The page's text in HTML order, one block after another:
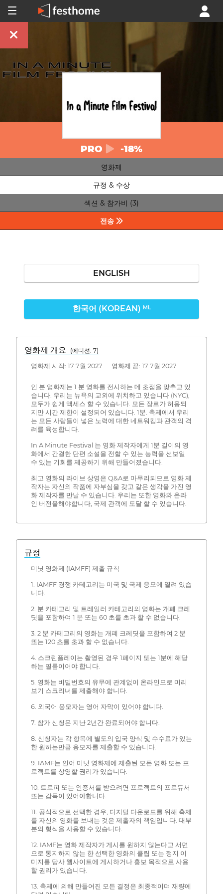
PRO -18%
영화제
규정 & 수상
섹션 & 참가비 (3)
전송
ENGLISH
한국어 (KOREAN) ML
영화제 개요 (에디션: 7)
영화제 시작: 17 7월 2027 영화제 끝: 17 7월 2027
인 분 영화제는 1 분 영화를 전시하는 데 초점을 맞추고 있
습니다. 우리는 뉴욕의 교외에 위치하고 있습니다 (NYC),
모두가 쉽게 액세스 할 수 있습니다. 모든 장르가 허용되
지만 시간 제한이 설정되어 있습니다. 1분. 축제에서 우리
는 모든 사람들이 넣은 노력에 대한 네트워킹과 관객의 격
려를 육성합니다.
In A Minute Festival 는 영화 제작자에게 1분 길이의 영
화에서 간결한 단편 소설을 전할 수 있는 능력을 선보일
수 있는 기회를 제공하기 위해 만들어졌습니다.
최고 영화의 라이브 상영은 Q&A로 마무리되므로 영화 제
작자는 자신의 작품에 자부심을 갖고 같은 생각을 가진 영
화 제작자를 만날 수 있습니다. 우리는 또한 영화와 온라
인 버전을해야합니다, 국제 관객에 도달 할 수 있습니다.
규정
미닛 영화제 (IAMFF) 제출 규칙
1. IAMFF 경쟁 카테고리는 미국 및 국제 응모에 열려 있습
니다.
2. 분 카테고리 및 트레일러 카테고리의 영화는 개폐 크레
딧을 포함하여 1 분 또는 60 초를 초과 할 수 없습니다.
3. 2 분 카테고리의 영화는 개폐 크레딧을 포함하여 2 분
또는 120 초를 초과 할 수 없습니다.
4. 스크린플레이는 촬영된 경우 1페이지 또는 1분에 해당
하는 필름이어야 합니다.
5. 영화는 비밀번호의 유무에 관계없이 온라인으로 미리
보기 스크리너를 제출해야 합니다.
6. 외국어 응모자는 영어 자막이 있어야 합니다.
7. 참가 신청은 지난 2년간 완료되어야 합니다.
8. 신청자는 각 항목에 별도의 입국 양식 및 수수료가 있는
한 원하는만큼 응모자를 제출할 수 있습니다.
9. IAMF는 인어 미닛 영화제에 제출된 모든 영화 또는 프
로젝트를 상영할 권리가 있습니다.
10. 트로피 또는 인증서를 받으려면 프로젝트의 프로듀서
또는 감독이 있어야합니다.
11. 공식적으로 선택한 경우, 디지털 다운로드를 위해 축제
를 자신의 영화를 보내는 것은 제출자의 책임입니다. 대부
분의 형식을 사용할 수 있습니다.
12. IAMF는 영화 제작자가 게시를 원하지 않는다고 서면
으로 통지하지 않는 한 선택한 영화의 클립 또는 정지 이
미지를 당사 웹사이트에 게시하거나 홍보 목적으로 사용
할 권리가 있습니다.
13. 축제에 의해 만들어진 모든 결정은 최종적이며 재량에